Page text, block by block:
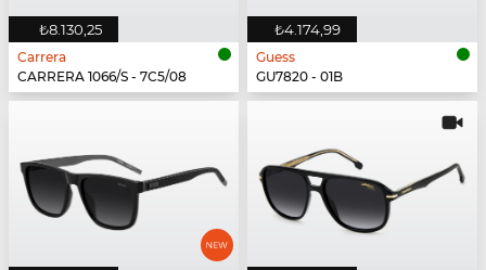
₺8.130,25
Carrera
CARRERA 1066/S - 7C5/08
₺4.174,99
Guess
GU7820 - 01B